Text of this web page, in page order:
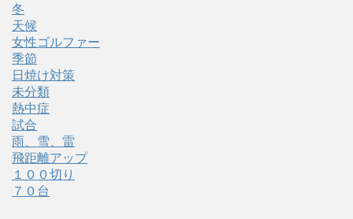
冬
天候
女性ゴルファー
季節
日焼け対策
未分類
熱中症
試合
雨、雪、雷
飛距離アップ
１００切り
７０台